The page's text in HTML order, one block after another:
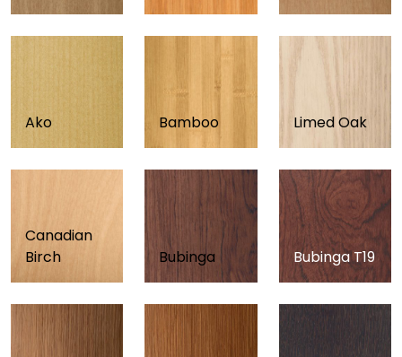
Ako Bamboo Limed Oak
Canadian
Birch
Bubinga Bubinga T19